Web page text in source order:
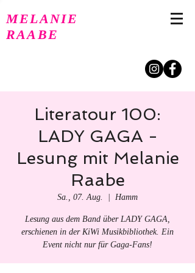
MELANIE
RAABE
Literatour 100:
LADY GAGA -
Lesung mit Melanie
Raabe
Sa., 07. Aug. Hamm
Lesung aus dem Band über LADY GAGA,
erschienen in der KiWi Musikbibliothek. Ein
Event nicht nur für Gaga-Fans!